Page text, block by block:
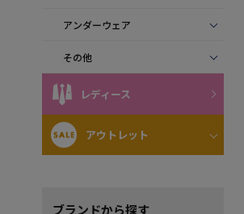
アンダーウェア
その他
レディース
アウトレット
ブランドから探す